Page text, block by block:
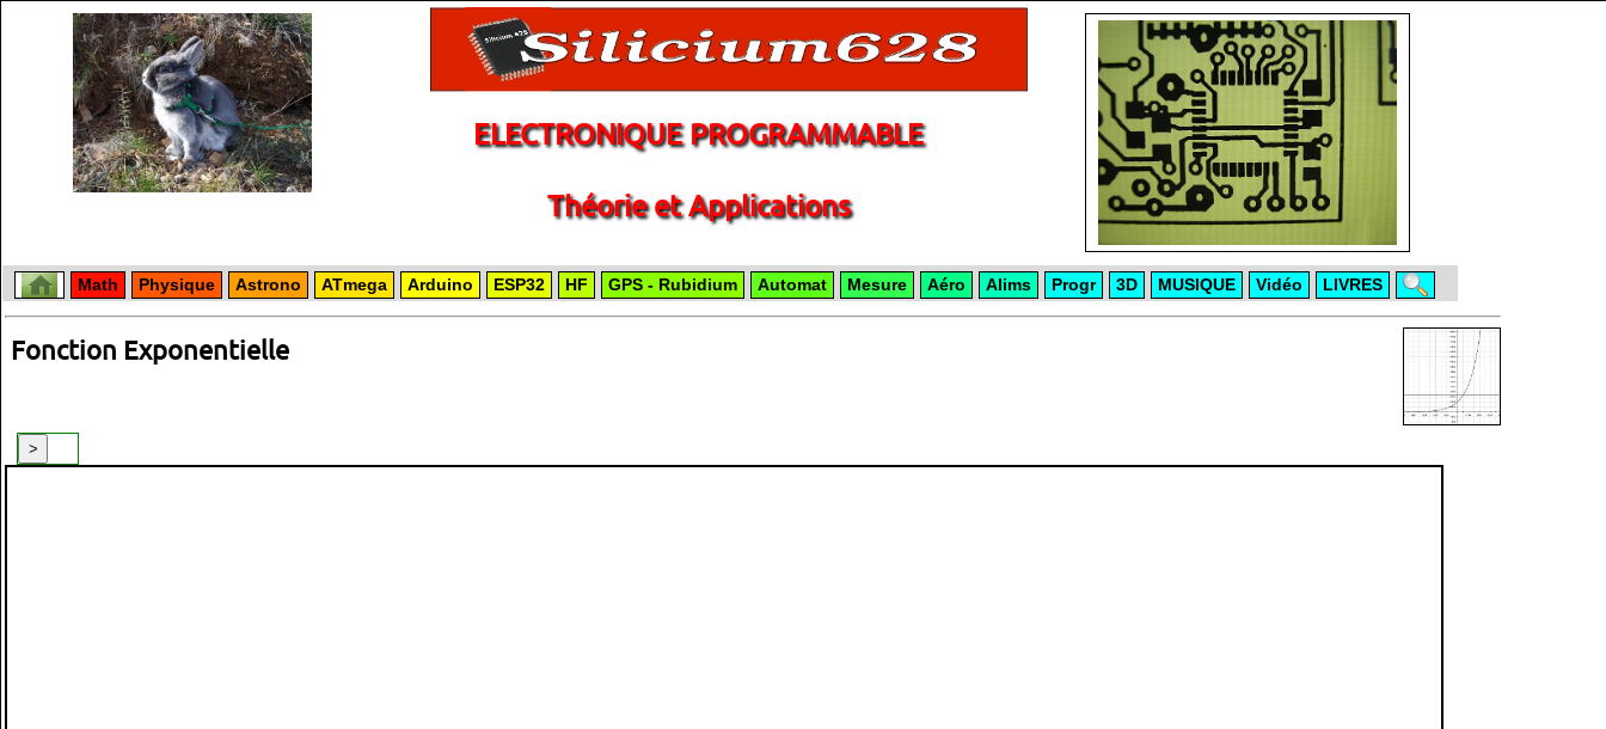
ELECTRONIQUE PROGRAMMABLE
Théorie et Applications
Math Physique Astrono ATmega Arduino ESP32 HF GPS - Rubidium Automat Mesure Aéro Alims Progr 3D MUSIQUE Vidéo LIVRES
Fonction Exponentielle